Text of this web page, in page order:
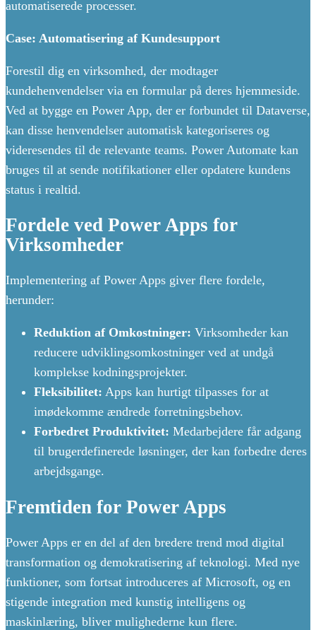
automatiserede processer.
Case: Automatisering af Kundesupport
Forestil dig en virksomhed, der modtager
kundehenvendelser via en formular på deres hjemmeside.
Ved at bygge en Power App, der er forbundet til Dataverse,
kan disse henvendelser automatisk kategoriseres og
videresendes til de relevante teams. Power Automate kan
bruges til at sende notifikationer eller opdatere kundens
status i realtid.
Fordele ved Power Apps for
Virksomheder
Implementering af Power Apps giver flere fordele,
herunder:
Reduktion af Omkostninger: Virksomheder kan
reducere udviklingsomkostninger ved at undgå
komplekse kodningsprojekter.
Fleksibilitet: Apps kan hurtigt tilpasses for at
imødekomme ændrede forretningsbehov.
Forbedret Produktivitet: Medarbejdere får adgang
til brugerdefinerede løsninger, der kan forbedre deres
arbejdsgange.
Fremtiden for Power Apps
Power Apps er en del af den bredere trend mod digital
transformation og demokratisering af teknologi. Med nye
funktioner, som fortsat introduceres af Microsoft, og en
stigende integration med kunstig intelligens og
maskinlæring, bliver mulighederne kun flere.